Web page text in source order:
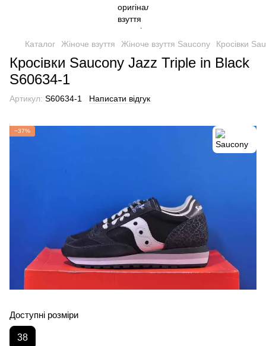
Каталог Жіноче взуття Жіноче взуття Saucony Кросівки
Кросівки Saucony Jazz Triple in Black
S60634-1
Артикул: S60634-1 Написати відгук
−37%
Доступні розміри
38